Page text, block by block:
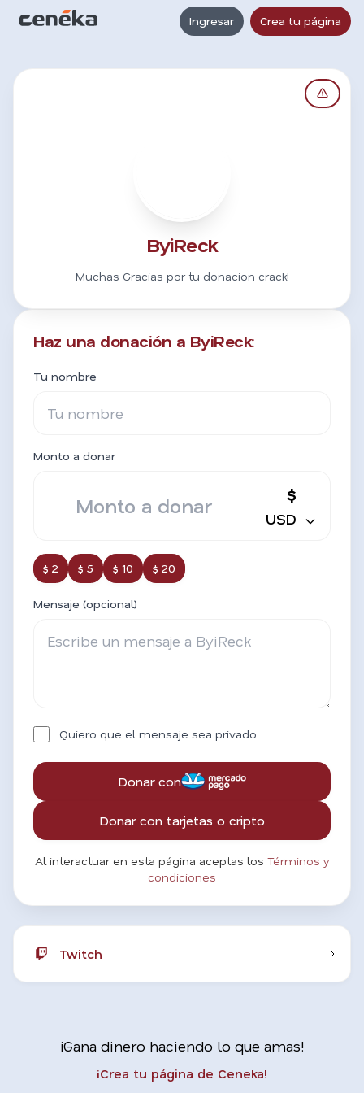
Ingresar Crea tu página
ByiReck
Muchas Gracias por tu donacion crack!
Haz una donación a ByiReck:
Tu nombre
Monto a donar
$
USD
$ 2 $ 5 $ 10 $ 20
Mensaje (opcional)
Quiero que el mensaje sea privado.
Donar con
Donar con tarjetas o cripto
Al interactuar en esta página aceptas los Términos y
condiciones
Twitch
¡Gana dinero haciendo lo que amas!
¡Crea tu página de Ceneka!